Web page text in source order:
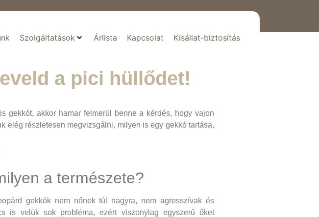
Szolgáltatások Árlista Kapcsolat Kisállat-biztosítás
a pici hüllődet!
gekkót, akkor hamar felmerül benne a kérdés, hogy vajon
elég részletesen megvizsgálni, milyen is egy gekkó tartása,
a természete?
gekkók nem nőnek túl nagyra, nem agresszívak és
is velük sok probléma, ezért viszonylag egyszerű őket